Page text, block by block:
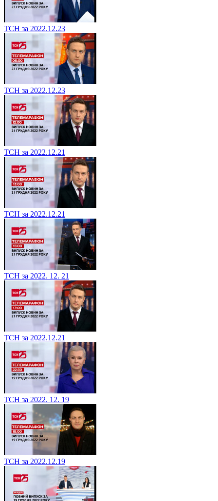
ТСН за 2022.12.23
ТСН за 2022.12.23
ТСН за 2022.12.21
ТСН за 2022.12.21
ТСН за 2022. 12. 21
ТСН за 2022.12.21
ТСН за 2022. 12. 19
ТСН за 2022.12.19